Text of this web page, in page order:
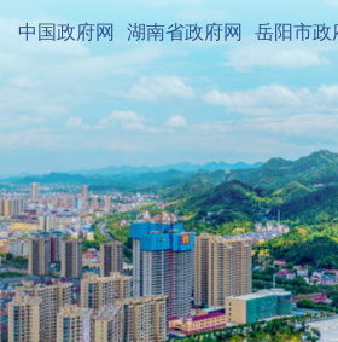
中国政府网 湖南省政府网 岳阳市政